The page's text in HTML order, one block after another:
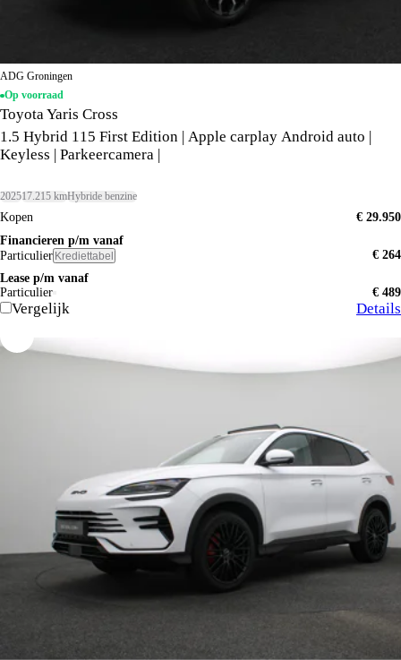
ADG Groningen
Op voorraad
Toyota Yaris Cross
1.5 Hybrid 115 First Edition | Apple carplay Android auto |
Keyless | Parkeercamera |
202517.215 kmHybride benzine
Kopen
€ 29.950
Financieren p/m vanaf
Particulier Krediettabel
€ 264
Lease p/m vanaf
Particulier
€ 489
Vergelijk Details